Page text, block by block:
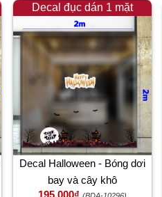
Decal đục dán 1 mặt
Decal Halloween - Bóng dơi
bay và cây khô
195,000₫